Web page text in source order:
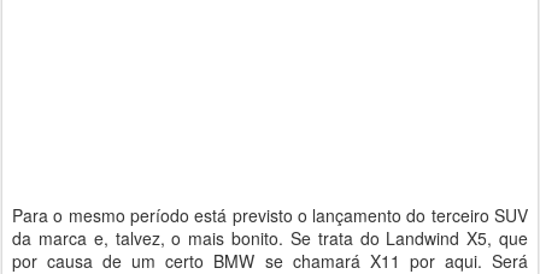
Para o mesmo período está previsto o lançamento do terceiro SUV
da marca e, talvez, o mais bonito. Se trata do Landwind X5, que
por causa de um certo BMW se chamará X11 por aqui. Será